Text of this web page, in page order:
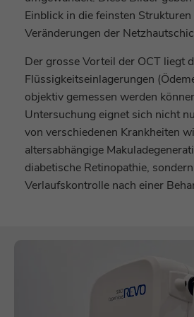
Einblick in die feinsten Strukturen
Veränderungen der
Der grosse Vorteil der OCT liegt
Flüssigkeitseinlagerungen
objektiv gemessen werden
Untersuchung eignet sich nicht
von verschiedenen Krankheiten
altersabhängige
diabetische Retinopathie,
Verlaufskontrolle nach einer
Laufzeit Sitzungsende
Zweck
gesetzt, wenn die
verwendet wird,
Funktionen.
Name staticfilecache
Anbieter TYPO3
fe_typo_user
Laufzeit 1 Jahr
Zweck
Cookie von Google
erweiterten Script-
Ereignisbehandlung.
Name _gid
Anbieter Google Analytics
_gat_UA-*